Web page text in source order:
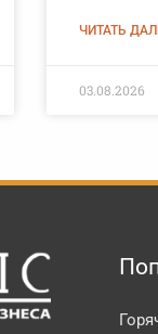
ЧИТАТЬ
03.08.2026